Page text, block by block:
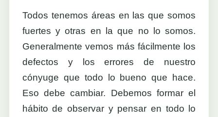
Todos tenemos áreas en las que somos
fuertes y otras en la que no lo somos.
Generalmente vemos más fácilmente los
defectos y los errores de nuestro
cónyuge que todo lo bueno que hace.
Eso debe cambiar. Debemos formar el
hábito de observar y pensar en todo lo